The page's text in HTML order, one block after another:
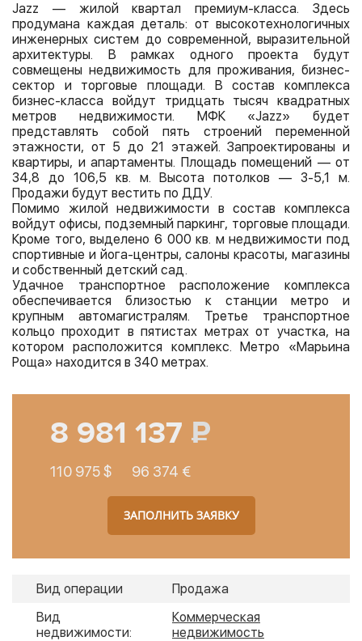
Jazz — жилой квартал премиум-класса. Здесь
продумана каждая деталь: от высокотехнологичных
инженерных систем до современной, выразительной
архитектуры. В рамках одного проекта будут
совмещены недвижимость для проживания, бизнес-
сектор и торговые площади. В состав комплекса
бизнес-класса войдут тридцать тысяч квадратных
метров недвижимости. МФК «Jazz» будет
представлять собой пять строений переменной
этажности, от 5 до 21 этажей. Запроектированы и
квартиры, и апартаменты. Площадь помещений — от
34,8 до 106,5 кв. м. Высота потолков — 3-5,1 м.
Продажи будут вестить по ДДУ.
Помимо жилой недвижимости в состав комплекса
войдут офисы, подземный паркинг, торговые площади.
Кроме того, выделено 6 000 кв. м недвижимости под
спортивные и йога-центры, салоны красоты, магазины
и собственный детский сад.
Удачное транспортное расположение комплекса
обеспечивается близостью к станции метро и
крупным автомагистралям. Третье транспортное
кольцо проходит в пятистах метрах от участка, на
котором расположится комплекс. Метро «Марьина
Роща» находится в 340 метрах.
8 981 137
110 975 $ 96 374 €
ЗАПОЛНИТЬ ЗАЯВКУ
Вид операции
Продажа
Вид
недвижимости:
Коммерческая
недвижимость